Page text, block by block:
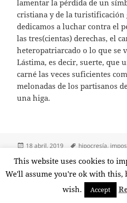
lamentar la pérdida de un
cristiana y de la turistificación
dedicamos a luchar contra el
las tres(cientas) derechas, el
heteropatriarcado o lo que se
Lástima, es decir, suerte, que
carné las veces suficientes
melonadas de los partisanos
una higa.
Publicado
18 abril, 2019 Etiquetas
hipocresía,
Deja un comentarioen Prohibido
Funciona gracias a WordPress
This website uses cookies to
We'll assume you're ok with this,
wish.
Accept